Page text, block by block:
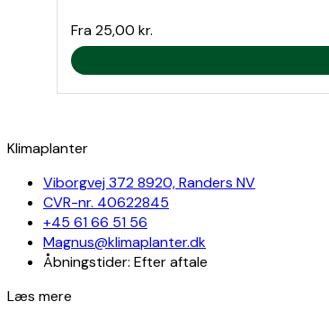
Fra25,00 kr.
Klimaplanter
Viborgvej 372 8920, Randers NV
CVR-nr. 40622845
+45 61 66 51 56
Magnus@klimaplanter.dk
Åbningstider: Efter aftale
Læs mere